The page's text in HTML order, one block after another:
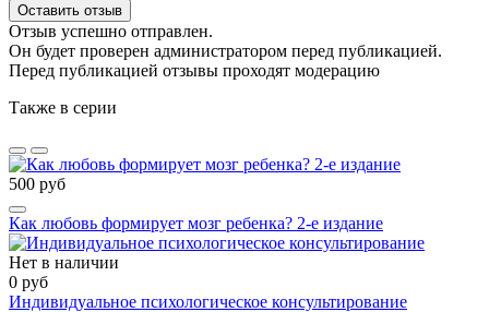
Оставить отзыв
Отзыв успешно отправлен.
Он будет проверен администратором перед публикацией.
Перед публикацией отзывы проходят модерацию
Также в серии
500 руб
Как любовь формирует мозг ребенка? 2-е издание
Нет в наличии
0 руб
Индивидуальное психологическое консультирование